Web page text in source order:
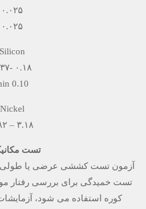
۰.۰۲۵
۰.۰۲۵
Silicon
۰.۱۸ -۰.۳۷
0.10 min
Nickel
۳.۱۸ – ۳.۸۲
تست
آزمون تست کششی عرضی یا
تست خمیدگی برای بررسی رفتار